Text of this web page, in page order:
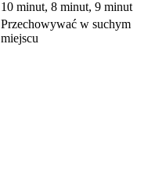
10 minut, 8 minut, 9 minut
Przechowywać w suchym
miejscu